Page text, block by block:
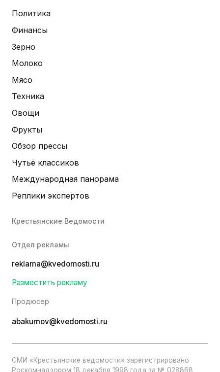
Политика
Финансы
Зерно
Молоко
Мясо
Техника
Овощи
Фрукты
Обзор прессы
Чутьё классиков
Международная панорама
Реплики экспертов
Крестьянские Ведомости
Отдел рекламы
reklama@kvedomosti.ru
Разместить рекламу
Продюсер
abakumov@kvedomosti.ru
СМИ «Крестьянские ведомости» зарегистрировано
Роскомнадзором 18 декабря 1998 года за № 028868